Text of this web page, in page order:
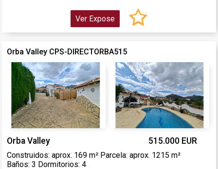
Ver Expose
Orba Valley CPS-DIRECTORBA515
Orba Valley 515.000 EUR
Construidos: aprox. 169 m² Parcela: aprox. 1215 m²
Baños: 3 Dormitorios: 4